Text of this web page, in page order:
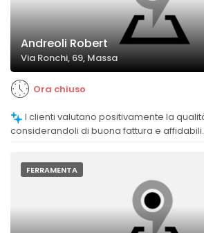
Andreoli Robert
Via Ronchi, 69, Massa
Ora chiuso
considerandoli di buona fattura e affidabili.
FERRAMENTA